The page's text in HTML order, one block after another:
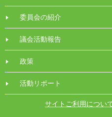
委員会の紹介
議会活動報告
政策
活動リポート
サイトご利用につい